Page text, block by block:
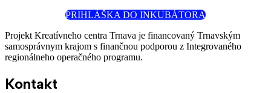
PRIHLÁŠKA DO INKUBÁTORA
Projekt Kreatívneho centra Trnava je financovaný Trnavským
samosprávnym krajom s finančnou podporou z Integrovaného
regionálneho operačného programu.
Kontakt